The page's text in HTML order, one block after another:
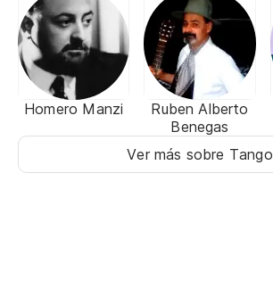
Homero Manzi
Ruben Alberto
Benegas
Ver más sobre Tango